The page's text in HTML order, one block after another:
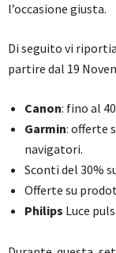
l’occasione giusta.
Di seguito vi
partire dal 19
Canon: fino al
Garmin: offerte
navigatori.
Sconti del 30%
Offerte su
Philips Luce